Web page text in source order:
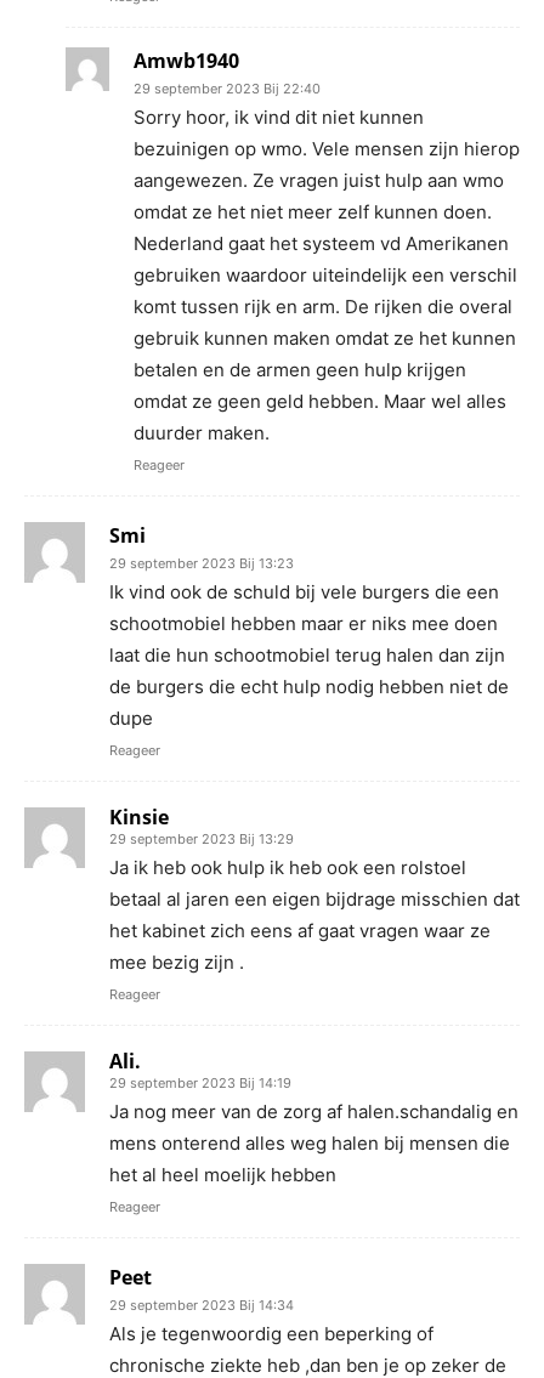
Amwb1940
29 september 2023 Bij 22:40
Sorry hoor, ik vind dit niet kunnen
bezuinigen op wmo. Vele mensen zijn hierop
aangewezen. Ze vragen juist hulp aan wmo
omdat ze het niet meer zelf kunnen doen.
Nederland gaat het systeem vd Amerikanen
gebruiken waardoor uiteindelijk een verschil
komt tussen rijk en arm. De rijken die overal
gebruik kunnen maken omdat ze het kunnen
betalen en de armen geen hulp krijgen
omdat ze geen geld hebben. Maar wel alles
duurder maken.
Reageer
Smi
29 september 2023 Bij 13:23
Ik vind ook de schuld bij vele burgers die een
schootmobiel hebben maar er niks mee doen
laat die hun schootmobiel terug halen dan zijn
de burgers die echt hulp nodig hebben niet de
dupe
Reageer
Kinsie
29 september 2023 Bij 13:29
Ja ik heb ook hulp ik heb ook een rolstoel
betaal al jaren een eigen bijdrage misschien dat
het kabinet zich eens af gaat vragen waar ze
mee bezig zijn .
Reageer
Ali.
29 september 2023 Bij 14:19
Ja nog meer van de zorg af halen.schandalig en
mens onterend alles weg halen bij mensen die
het al heel moelijk hebben
Reageer
Peet
29 september 2023 Bij 14:34
Als je tegenwoordig een beperking of
chronische ziekte heb ,dan ben je op zeker de